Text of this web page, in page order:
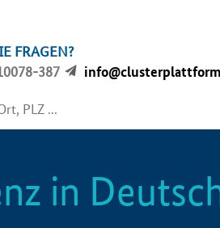
FRAGEN?
387
in